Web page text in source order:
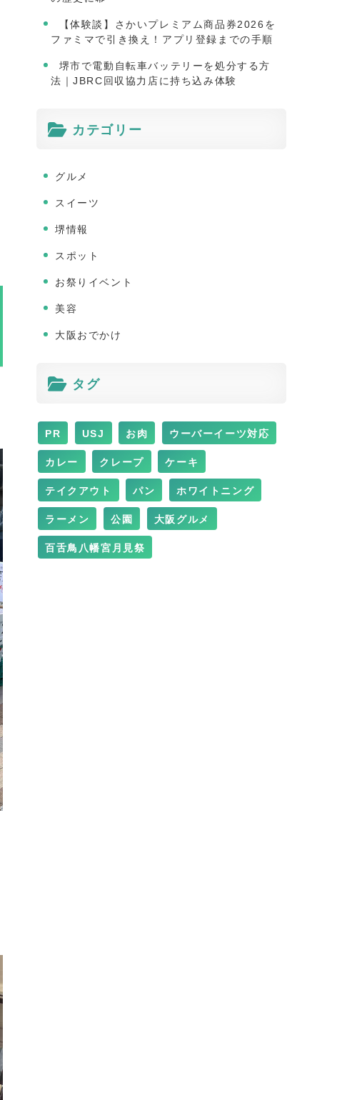
【体験談】さかいプレミアム商品券2026を
ファミマで引き換え！アプリ登録までの手順
堺市で電動自転車バッテリーを処分する方
法｜JBRC回収協力店に持ち込み体験
カテゴリー
グルメ
スイーツ
堺情報
スポット
お祭りイベント
美容
大阪おでかけ
タグ
PR USJ お肉 ウーバーイーツ対応
カレー クレープ ケーキ
テイクアウト パン ホワイトニング
ラーメン 公園 大阪グルメ
百舌鳥八幡宮月見祭